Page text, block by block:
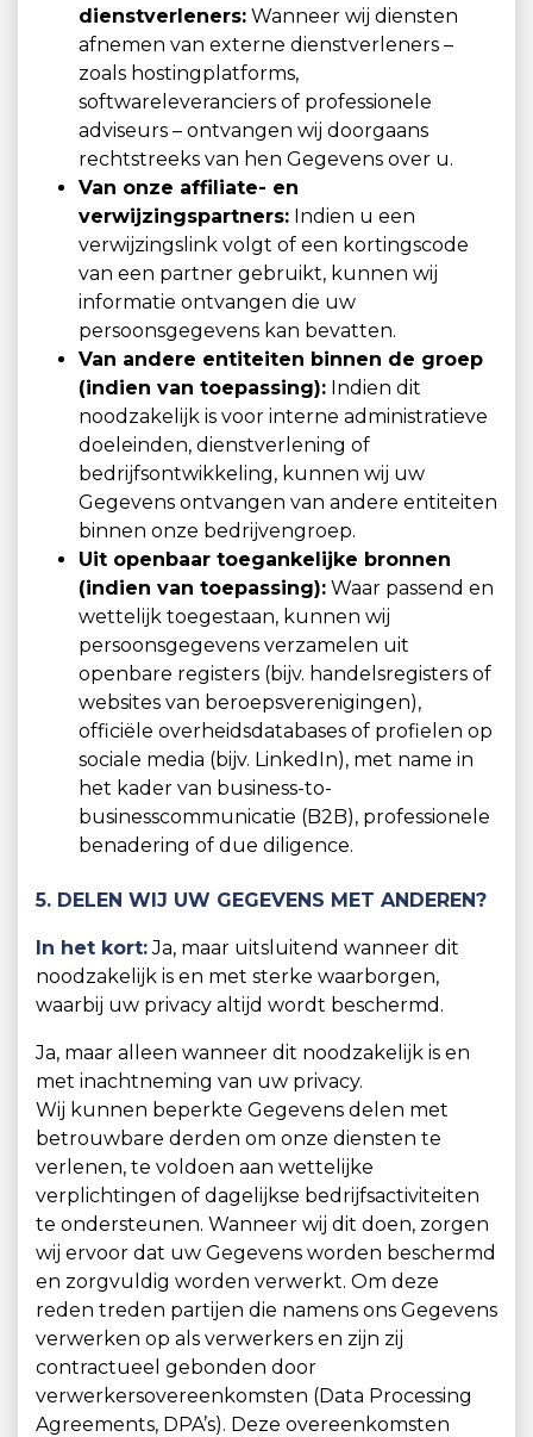
dienstverleners: Wanneer wij diensten
afnemen van externe dienstverleners –
zoals hostingplatforms,
softwareleveranciers of professionele
adviseurs – ontvangen wij doorgaans
rechtstreeks van hen Gegevens over u.
Van onze affiliate- en
verwijzingspartners: Indien u een
verwijzingslink volgt of een kortingscode
van een partner gebruikt, kunnen wij
informatie ontvangen die uw
persoonsgegevens kan bevatten.
Van andere entiteiten binnen de groep
(indien van toepassing): Indien dit
noodzakelijk is voor interne administratieve
doeleinden, dienstverlening of
bedrijfsontwikkeling, kunnen wij uw
Gegevens ontvangen van andere entiteiten
binnen onze bedrijvengroep.
Uit openbaar toegankelijke bronnen
(indien van toepassing): Waar passend en
wettelijk toegestaan, kunnen wij
persoonsgegevens verzamelen uit
openbare registers (bijv. handelsregisters of
websites van beroepsverenigingen),
officiële overheidsdatabases of profielen op
sociale media (bijv. LinkedIn), met name in
het kader van business-to-
businesscommunicatie (B2B), professionele
benadering of due diligence.
5. DELEN WIJ UW GEGEVENS MET ANDEREN?
In het kort:Ja, maar uitsluitend wanneer dit
noodzakelijk is en met sterke waarborgen,
waarbij uw privacy altijd wordt beschermd.
Ja, maar alleen wanneer dit noodzakelijk is en
met inachtneming van uw privacy.
Wij kunnen beperkte Gegevens delen met
betrouwbare derden om onze diensten te
verlenen, te voldoen aan wettelijke
verplichtingen of dagelijkse bedrijfsactiviteiten
te ondersteunen. Wanneer wij dit doen, zorgen
wij ervoor dat uw Gegevens worden beschermd
en zorgvuldig worden verwerkt. Om deze
reden treden partijen die namens ons Gegevens
verwerken op als verwerkers en zijn zij
contractueel gebonden door
verwerkersovereenkomsten (Data Processing
Agreements, DPA’s). Deze overeenkomsten